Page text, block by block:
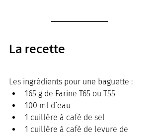
La recette
Les ingrédients pour une baguette :
165 g de Farine T65 ou T55
100 ml d´eau
1 cuillère à café de sel
1 cuillère à café de levure de